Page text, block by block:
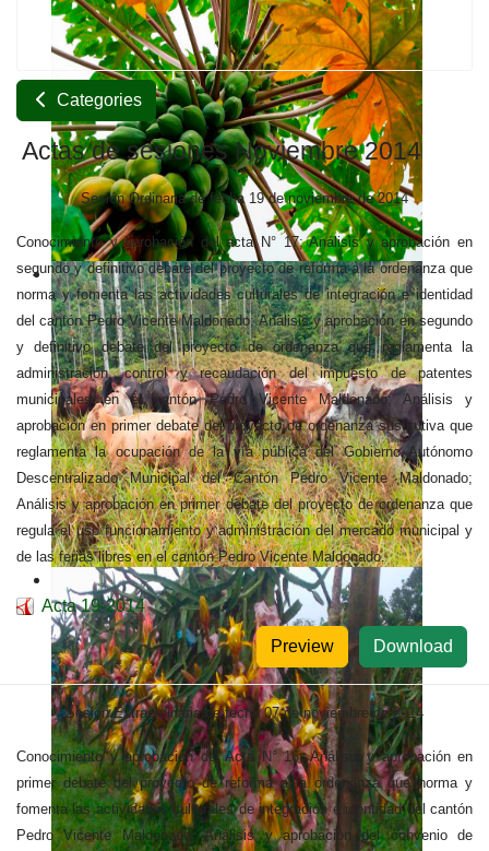
Categories
Actas de sesiones Noviembre 2014
Sesión Ordinaria de fecha 19 de noviembre de 2014
Conocimiento y aprobación del acta N° 17; Análisis y aprobación en
segundo y definitivo debate del proyecto de reforma a la ordenanza que
norma y fomenta las actividades culturales de integración e identidad
del cantón Pedro Vicente Maldonado; Análisis y aprobación en segundo
y definitivo debate del proyecto de ordenanza que reglamenta la
administración, control y recaudación del impuesto de patentes
municipales en el cantón Pedro Vicente Maldonado; Análisis y
aprobación en primer debate del proyecto de ordenanza sustitutiva que
reglamenta la ocupación de la vía pública del Gobierno Autónomo
Descentralizado Municipal del Cantón Pedro Vicente Maldonado;
Análisis y aprobación en primer debate del proyecto de ordenanza que
regula el uso funcionamiento y administración del mercado municipal y
de las ferias libres en el cantón Pedro Vicente Maldonado.
Acta 19-2014
Download
Preview
Sesión Extraordinaria de fecha 07 de noviembre de 2014
Conocimiento y aprobación del Acta N° 16; Análisis y aprobación en
primer debate del proyecto de reforma a la ordenanza que norma y
fomenta las actividades culturales de integración e identidad del cantón
Pedro Vicente Maldonado; Análisis y aprobación del convenio de